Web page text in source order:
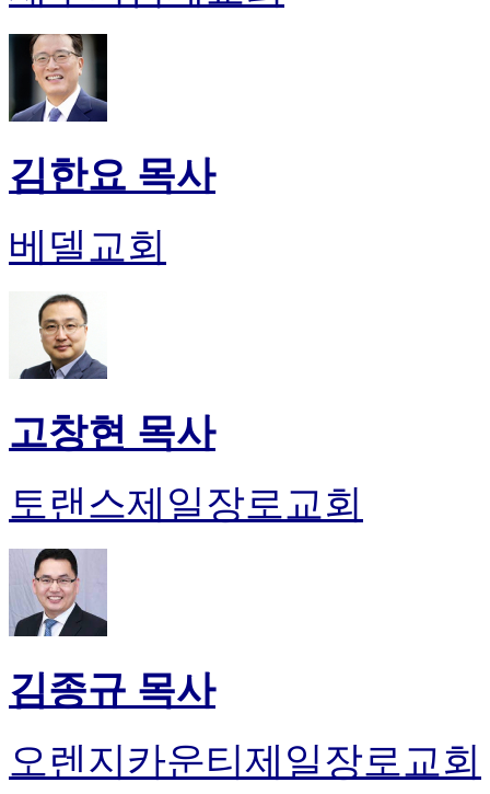
김한요 목사
베델교회
고창현 목사
토랜스제일장로교회
김종규 목사
오렌지카운티제일장로교회